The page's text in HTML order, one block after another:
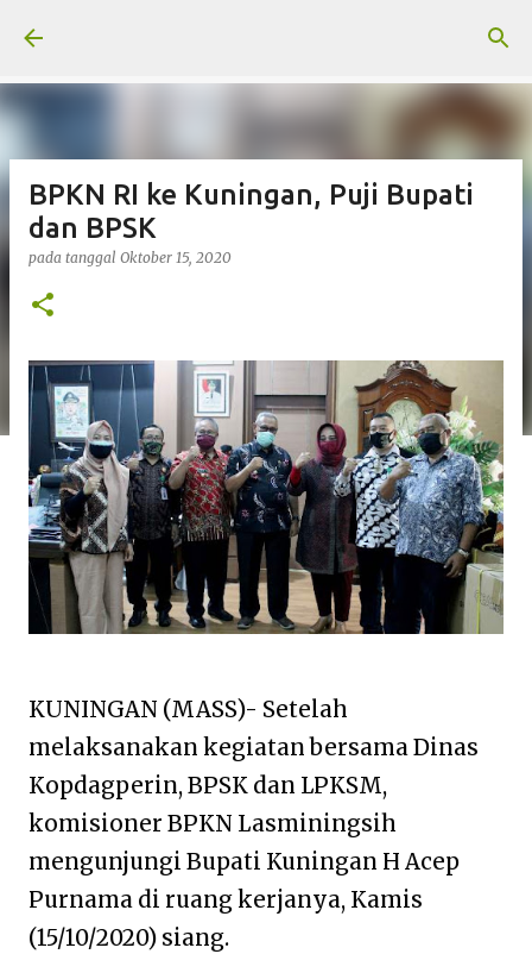
BPKN RI ke Kuningan, Puji Bupati
dan BPSK
pada tanggal Oktober 15, 2020
KUNINGAN (MASS)- Setelah
melaksanakan kegiatan bersama Dinas
Kopdagperin, BPSK dan LPKSM,
komisioner BPKN Lasminingsih
mengunjungi Bupati Kuningan H Acep
Purnama di ruang kerjanya, Kamis
(15/10/2020) siang.